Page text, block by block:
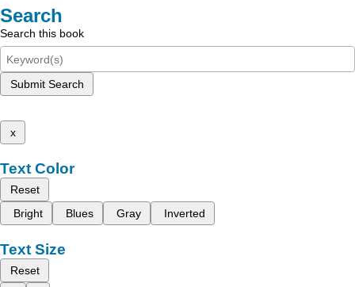
Search
Search this book
Submit Search
x
Text Color
Reset
Bright
Blues Gray Inverted
Text Size
Reset